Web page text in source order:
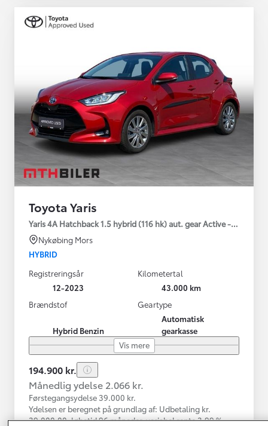
Toyota Yaris
Yaris 4A Hatchback 1.5 hybrid (116 hk) aut. gear Active -
Nykøbing Mors
HYBRID
Registreringsår
12-2023
Kilometertal
43.000 km
Brændstof
Hybrid Benzin
Geartype
Automatisk
gearkasse
Vis mere
194.900 kr.
Månedlig ydelse 2.066 kr.
Førstegangsydelse 39.000 kr.
Ydelsen er beregnet på grundlag af: Udbetaling kr.
39.000,00, løbetid 96 måneder, variabel rente 3,99 %,